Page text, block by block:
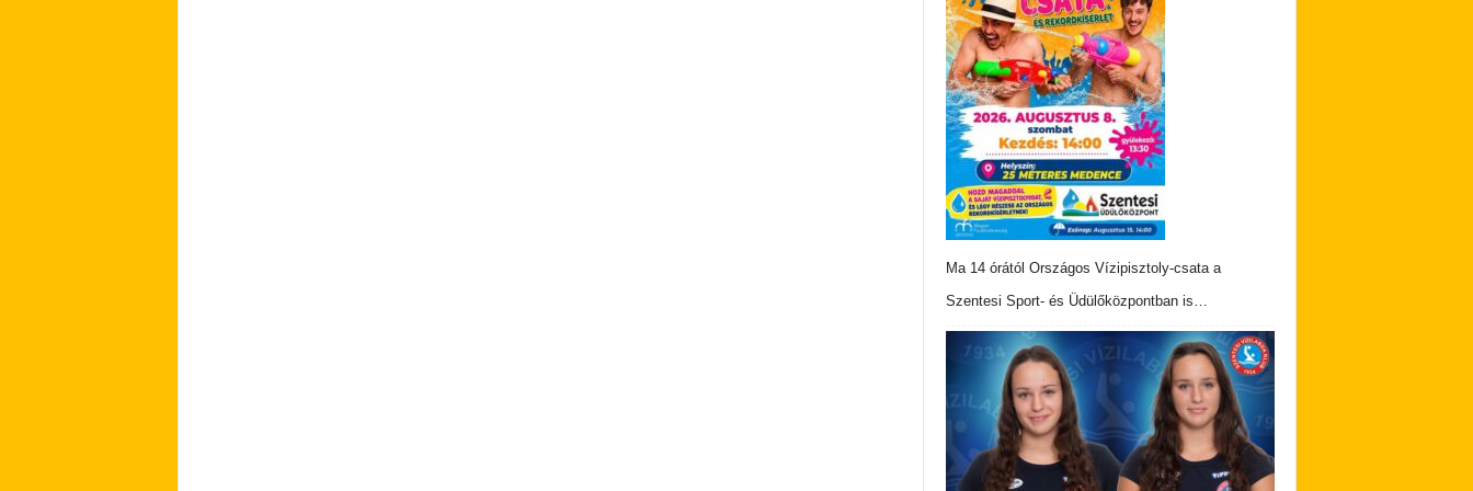
Ma 14 órától Országos Vízipisztoly-csata a
Szentesi Sport- és Üdülőközpontban is…